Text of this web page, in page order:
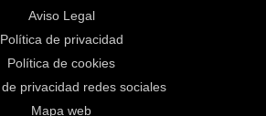
Aviso Legal
Política de privacidad
Política de cookies
privacidad redes sociales
Mapa web